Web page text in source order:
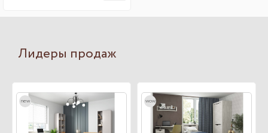
Лидеры продаж
new wow